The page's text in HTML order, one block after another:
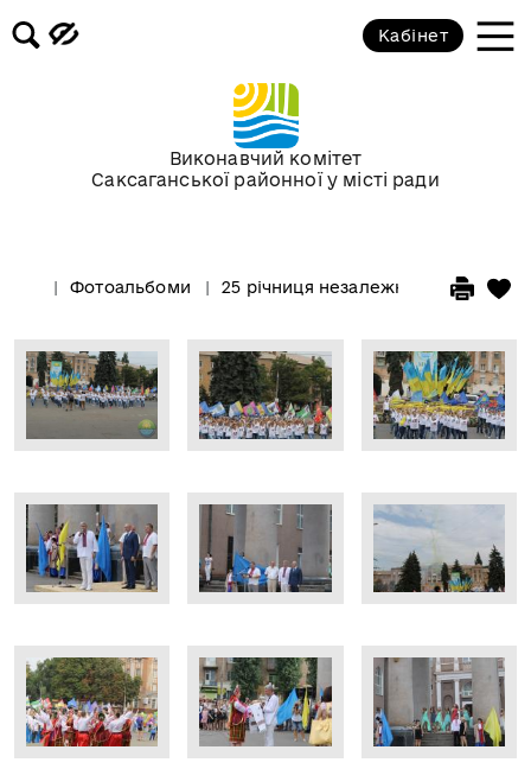
Виконавчий комітет
Саксаганської районної у місті ради
Кабінет
Фотоальбоми 25 річниця незалежності України